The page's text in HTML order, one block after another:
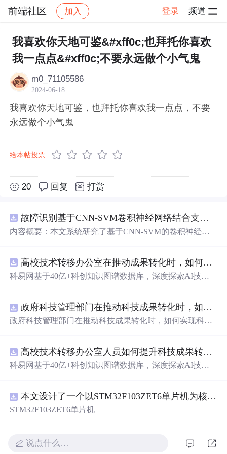
前端社区 加入 登录 频道
社区 前端社区 感慨 帖子详情
我喜欢你天地可鉴&#xff0c;也拜托你喜欢
我一点点&#xff0c;不要永远做个小气鬼
m0_71105586
2024-06-18
我喜欢你天地可鉴，也拜托你喜欢我一点点，不要
永远做个小气鬼
给本帖投票
20 回复 打赏
故障识别基于CNN-SVM卷积神经网络结合支持向量机的数据分类预测研究（Matlab代码实现）
内容概要：本文系统研究了基于CNN-SVM的卷积神经网
NN提取输入数据的深层空间特征，再由SVM进行高精度
分类，充分发挥两者优势，有效提升了故障识别的准确
在变压器故障诊断、轴承缺陷识别等场景中具有重要应用
价值。文档还整合了机器学习、深度学习、图像处理、路
径规划、电力系统优化等多个前沿科研方向的技术资源，
科研复现与工程实践。; 适合人群：具备一定编程基础，熟
练掌握Matlab或Python语言，从事电气工程、自动化、人工
智能、机械故障诊断等相关领域研究的研发人员及高校研
类别故障分类；② 深入理解CNN与SVM融合模型的设计
原理与工程实现细节；③ 借助所提供的丰富算法案例开展
科研复现、模型优化与系统仿真验证； 阅读建议：建议按
类器之间的数据接口设计与参数调优策略，同时可延伸学
高校技术转移办公室在推动成果转化时，如何识别高质量专利？.docx
科易网基于40亿+科创知识图谱数据库，深度探索AI技术
新领域的AI+数智化解决方案，推动科技创新与产业创新
智能化发展。
政府科技管理部门在推动科技成果转化时，如何实现科技成果与产业需求的精准对接？.docx
政府科技管理部门在推动科技成果转化时，如何实现科技
高校技术转移办公室人员如何提升科技成果转化的响应速度与合作成功率？.docx
科易网基于40亿+科创知识图谱数据库，深度探索AI技术
新领域的AI+数智化解决方案，推动科技创新与产业创新
智能化发展。
本文设计了一个以STM32F103ZET6单片机为核心的高效率三相DC-AC逆变器，本电路中的两个逆变器基于SPWM脉冲宽度调制技术进行的设计 SPWM技术不仅能够实时、准确地实现变压变频控制要求
STM32F103ZET6单片机
说点什么…